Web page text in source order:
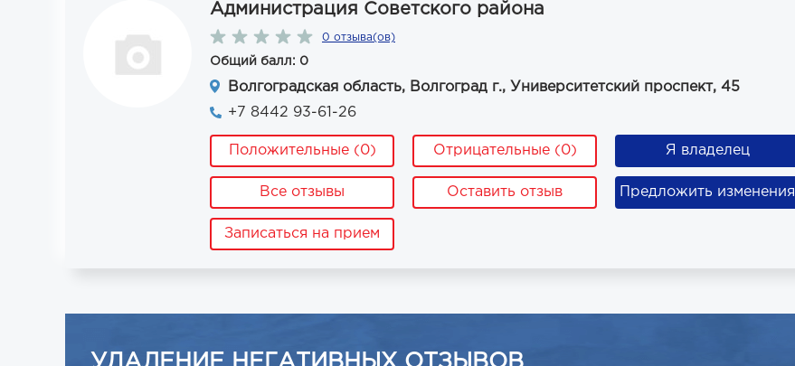
Администрация Советского района
0 отзыва(ов)
Общий балл: 0
Волгоградская область, Волгоград г., Университетский проспект, 45
+7 8442 93-61-26
Положительные (0) Отрицательные (0) Я владелец
Все отзывы Оставить отзыв Предложить изменения
Записаться на прием
УДАЛЕНИЕ НЕГАТИВНЫХ ОТЗЫВОВ